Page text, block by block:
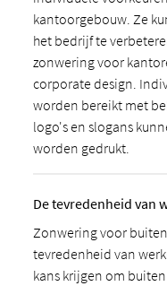
kantoorgebouw. Ze
het bedrijf te
zonwering voor
corporate design.
worden bereikt met
logo's en slogans
worden gedrukt.
De tevredenheid van
Zonwering voor
tevredenheid van
kans krijgen om